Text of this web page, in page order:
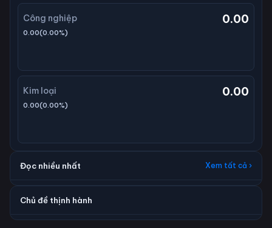
Công nghiệp 0.00
0.00(0.00%)
Kim loại 0.00
0.00(0.00%)
Đọc nhiều nhất Xem tất cả ›
Chủ đề thịnh hành